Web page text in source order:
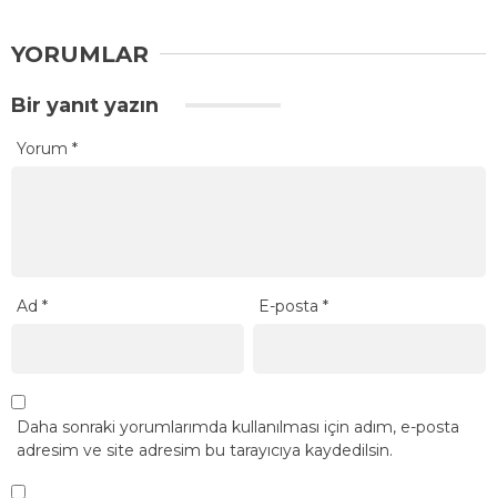
YORUMLAR
Bir yanıt yazın
Yorum *
Ad * E-posta*
Daha sonraki yorumlarımda kullanılması için adım, e-posta
adresim ve site adresim bu tarayıcıya kaydedilsin.